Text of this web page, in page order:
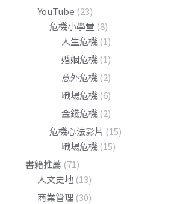
YouTube (23)
危機小學堂 (8)
人生危機 (1)
婚姻危機 (1)
意外危機 (2)
職場危機 (6)
金錢危機 (2)
危機心法影片 (15)
職場危機 (15)
書籍推薦 (71)
人文史地 (13)
商業管理 (30)